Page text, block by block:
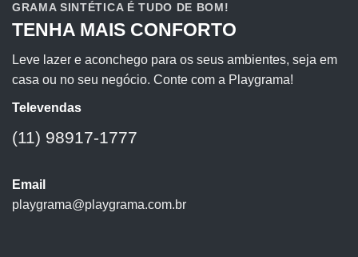
GRAMA SINTÉTICA É TUDO DE BOM!
TENHA MAIS CONFORTO
Leve lazer e aconchego para os seus ambientes, seja em
casa ou no seu negócio. Conte com a Playgrama!
Televendas
(11) 98917-1777
Email
playgrama@playgrama.com.br